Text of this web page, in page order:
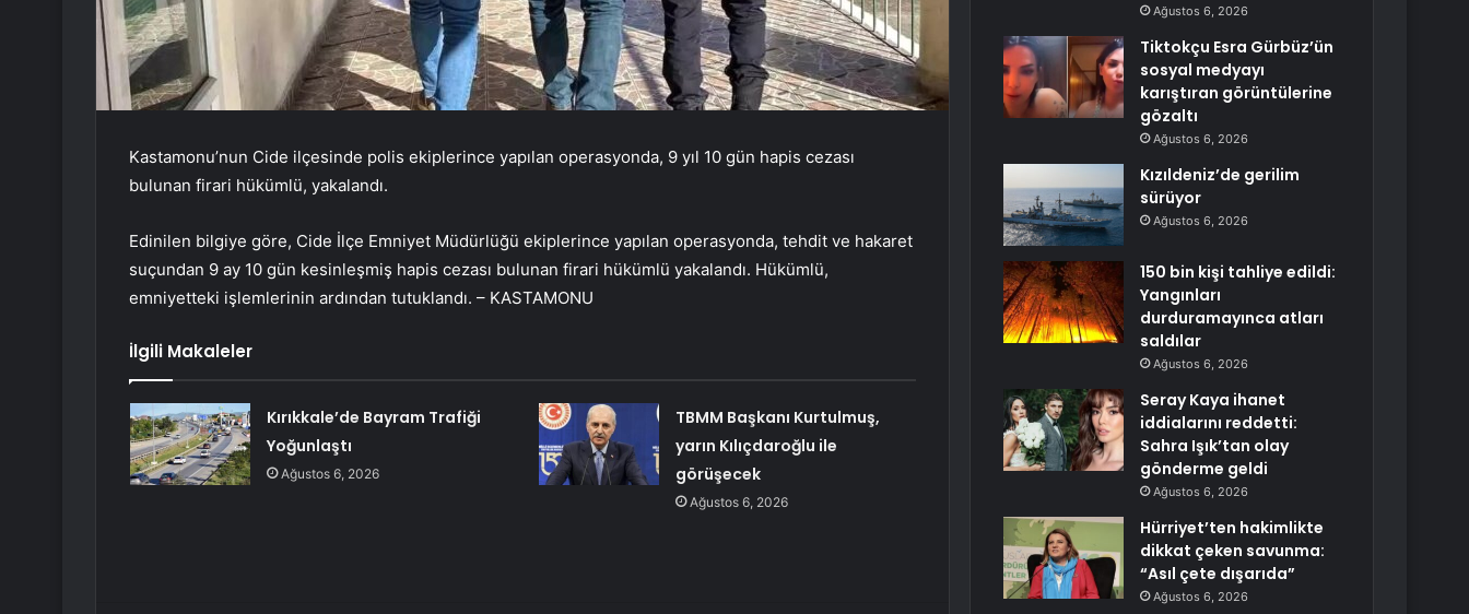
Kastamonu’nun Cide ilçesinde polis ekiplerince yapılan operasyonda, 9 yıl 10 gün hapis cezası
bulunan firari hükümlü, yakalandı.
Edinilen bilgiye göre, Cide İlçe Emniyet Müdürlüğü ekiplerince yapılan operasyonda, tehdit ve hakaret
suçundan 9 ay 10 gün kesinleşmiş hapis cezası bulunan firari hükümlü yakalandı. Hükümlü,
emniyetteki işlemlerinin ardından tutuklandı. – KASTAMONU
İlgili Makaleler
Kırıkkale’de Bayram Trafiği
Yoğunlaştı
Ağustos 6, 2026
TBMM Başkanı Kurtulmuş,
yarın Kılıçdaroğlu ile
görüşecek
Ağustos 6, 2026
Ağustos 6, 2026
Tiktokçu Esra Gürbüz’ün
sosyal medyayı
karıştıran görüntülerine
gözaltı
Ağustos 6, 2026
Kızıldeniz’de gerilim
sürüyor
Ağustos 6, 2026
150 bin kişi tahliye edildi:
Yangınları
durduramayınca atları
saldılar
Ağustos 6, 2026
Seray Kaya ihanet
iddialarını reddetti:
Sahra Işık’tan olay
gönderme geldi
Ağustos 6, 2026
Hürriyet’ten hakimlikte
dikkat çeken savunma:
“Asıl çete dışarıda”
Ağustos 6, 2026